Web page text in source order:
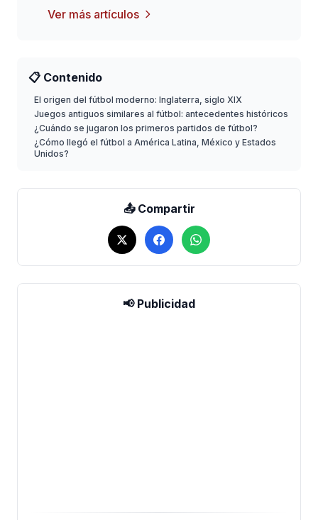
📋 Contenido
El origen del fútbol moderno: Inglaterra, siglo XIX
Juegos antiguos similares al fútbol: antecedentes históricos
¿Cuándo se jugaron los primeros partidos de fútbol?
¿Cómo llegó el fútbol a América Latina, México y Estados
Unidos?
📤 Compartir
📢 Publicidad
Ver más artículos